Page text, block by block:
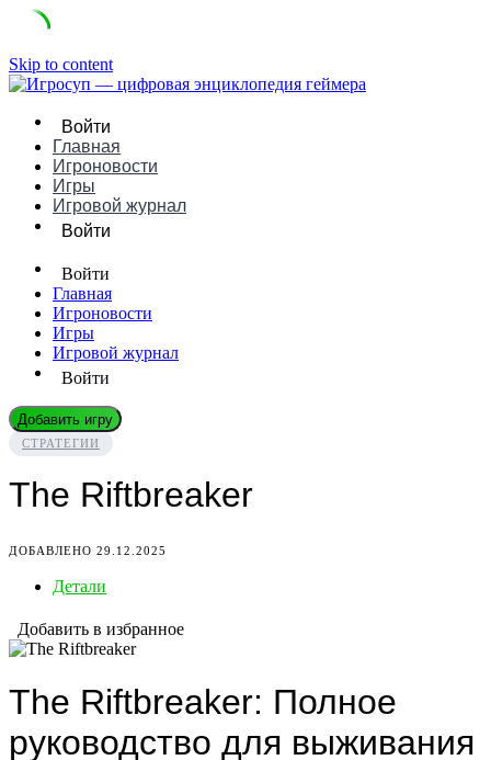
Skip to content
Войти
Главная
Игроновости
Игры
Игровой журнал
Войти
Войти
Главная
Игроновости
Игры
Игровой журнал
Войти
Добавить игру
СТРАТЕГИИ
The Riftbreaker
ДОБАВЛЕНО 29.12.2025
Детали
Добавить в избранное
The Riftbreaker: Полное
руководство для выживания